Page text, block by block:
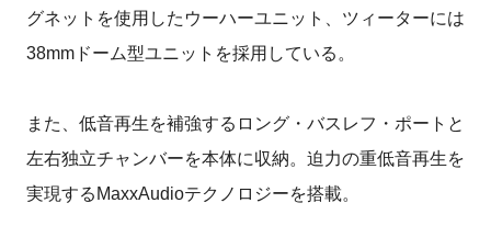
グネットを使用したウーハーユニット、ツィーターには
38mmドーム型ユニットを採用している。
また、低音再生を補強するロング・バスレフ・ポートと
左右独立チャンバーを本体に収納。迫力の重低音再生を
実現するMaxxAudioテクノロジーを搭載。